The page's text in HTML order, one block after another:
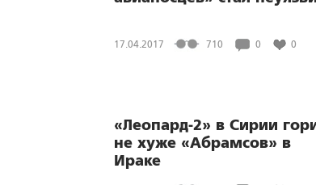
17.04.2017 710 0 0
«Леопард-2» в Сирии
не хуже «Абрамсов» в
Ираке